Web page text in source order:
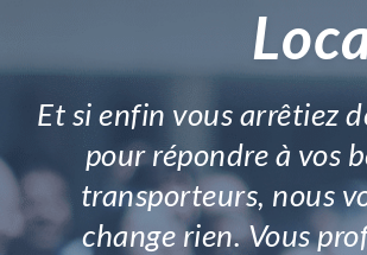
Et si enfin vous arrêtiez
pour répondre à vos
transporteurs, nous
change rien. Vous